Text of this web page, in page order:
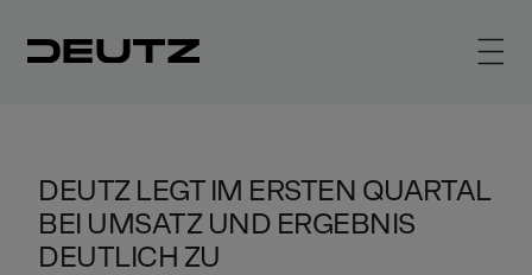
DEUTZ LEGT IM ERSTEN QUARTAL
BEI UMSATZ UND ERGEBNIS
DEUTLICH ZU